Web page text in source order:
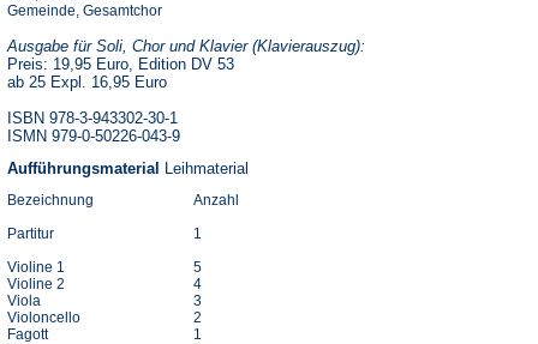
Gemeinde, Gesamtchor
Ausgabe für Soli, Chor und Klavier (Klavierauszug):
Preis: 19,95 Euro, Edition DV 53
ab 25 Expl. 16,95 Euro
ISBN 978-3-943302-30-1
ISMN 979-0-50226-043-9
Aufführungsmaterial Leihmaterial
Bezeichnung
Partitur
Violine 1
Violine 2
Viola
Violoncello
Fagott
Anzahl
1
5
4
3
2
1